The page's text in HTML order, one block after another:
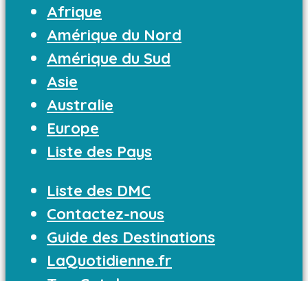
Afrique
Amérique du Nord
Amérique du Sud
Asie
Australie
Europe
Liste des Pays
Liste des DMC
Contactez-nous
Guide des Destinations
LaQuotidienne.fr